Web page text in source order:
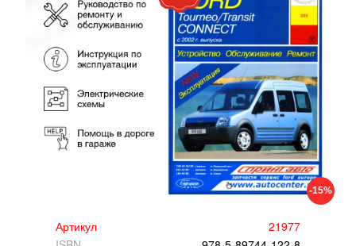
-15%
Артикул
21977